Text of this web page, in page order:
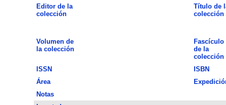
Editor de la
colección
Título de
colección
Volumen de
la colección
Fascículo
de la
colección
ISSN
ISBN
Área
Notas